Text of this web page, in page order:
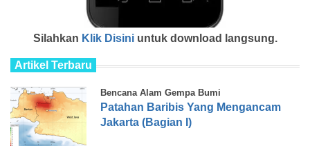
Silahkan Klik Disiniuntuk download langsung.
Artikel Terbaru
Bencana Alam Gempa Bumi
Patahan Baribis Yang Mengancam
Jakarta (Bagian I)